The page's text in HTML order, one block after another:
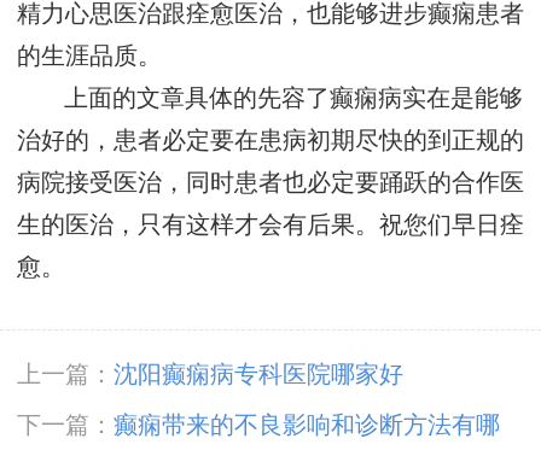
精力心思医治跟痊愈医治，也能够进步癫痫患者
的生涯品质。
上面的文章具体的先容了癫痫病实在是能够
治好的，患者必定要在患病初期尽快的到正规的
病院接受医治，同时患者也必定要踊跃的合作医
生的医治，只有这样才会有后果。祝您们早日痊
愈。
上一篇： 沈阳癫痫病专科医院哪家好
下一篇： 癫痫带来的不良影响和诊断方法有哪